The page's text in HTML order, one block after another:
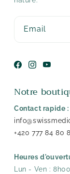
Email
Facebook
Instagram
Notre
Contact rapide :
+420 777 84 80
Heures
Lun - Ven :